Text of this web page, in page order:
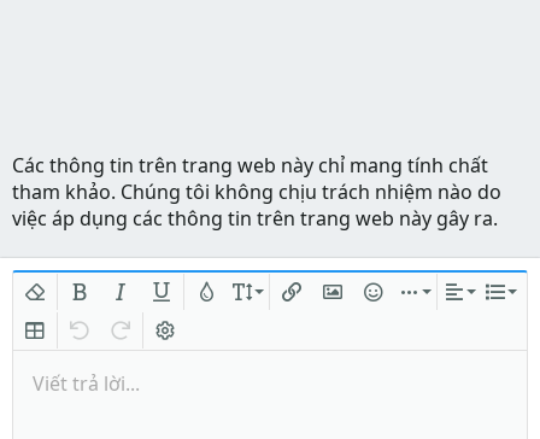
Các thông tin trên trang web này chỉ mang tính chất
tham khảo. Chúng tôi không chịu trách nhiệm nào do
việc áp dụng các thông tin trên trang web này gây ra.
Xóa định dạng
In đậmIn nghiêngGạch chân
Insert table
Quay lạiLàm lại
Viết trả lời...